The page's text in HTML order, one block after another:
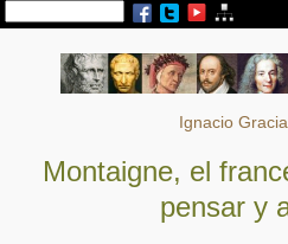
Ignacio
Montaigne, el
pensar y